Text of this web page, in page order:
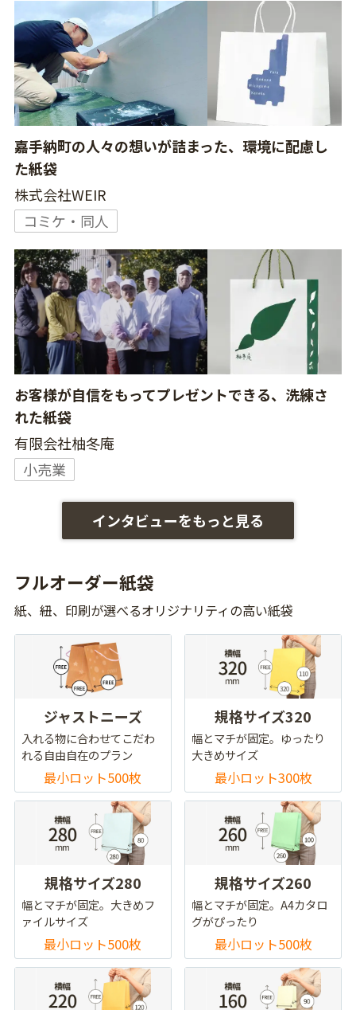
嘉手納町の人々の想いが詰まった、環境に配慮し
た紙袋
株式会社WEIR
コミケ・同人
お客様が自信をもってプレゼントできる、洗練さ
れた紙袋
有限会社柚冬庵
小売業
インタビューをもっと見る
フルオーダー紙袋
紙、紐、印刷が選べるオリジナリティの高い紙袋
ジャストニーズ
入れる物に合わせてこだわ
れる自由自在のプラン
最小ロット500枚
規格サイズ320
幅とマチが固定。ゆったり
大きめサイズ
最小ロット300枚
規格サイズ280
幅とマチが固定。大きめフ
ァイルサイズ
最小ロット500枚
規格サイズ260
幅とマチが固定。A4カタロ
グがぴったり
最小ロット500枚